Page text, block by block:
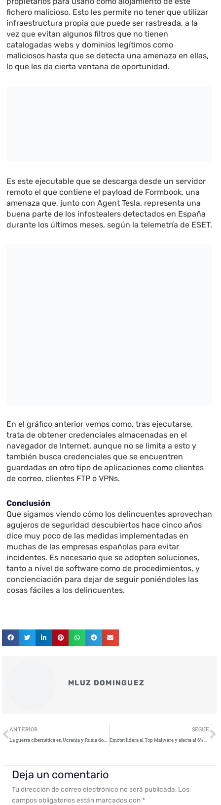
fichero malicioso. Esto les permite no tener que utilizar
infraestructura propia que puede ser rastreada, a la
vez que evitan algunos filtros que no tienen
catalogadas webs y dominios legítimos como
maliciosos hasta que se detecta una amenaza en ellas,
lo que les da cierta ventana de oportunidad.
Es este ejecutable que se descarga desde un servidor
remoto el que contiene el payload de Formbook, una
amenaza que, junto con Agent Tesla, representa una
buena parte de los infostealers detectados en España
durante los últimos meses, según la telemetría de ESET.
En el gráfico anterior vemos como, tras ejecutarse,
trata de obtener credenciales almacenadas en el
navegador de Internet, aunque no se limita a esto y
también busca credenciales que se encuentren
guardadas en otro tipo de aplicaciones como clientes
de correo, clientes FTP o VPNs.
Conclusión
Que sigamos viendo cómo los delincuentes aprovechan
agujeros de seguridad descubiertos hace cinco años
dice muy poco de las medidas implementadas en
muchas de las empresas españolas para evitar
incidentes. Es necesario que se adopten soluciones,
tanto a nivel de software como de procedimientos, y
concienciación para dejar de seguir poniéndoles las
cosas fáciles a los delincuentes.
MLUZ DOMINGUEZ
Ant
ANTERIOR
La guerra cibernética en Ucrania y Rusia domina el panorama de las amenazas online
SEGUE
Emotet lidera el Top Malware y afecta al 6% de las empresas a nivel mundial
Deja un comentario
Tu dirección de correo electrónico no será publicada. Los
campos obligatorios están marcados con *